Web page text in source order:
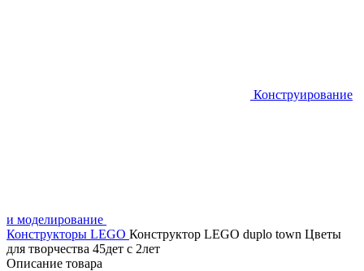
Конструирование
и моделирование
Конструкторы LEGO Конструктор LEGO duplo town Цветы
для творчества 45дет с 2лет
Описание товара